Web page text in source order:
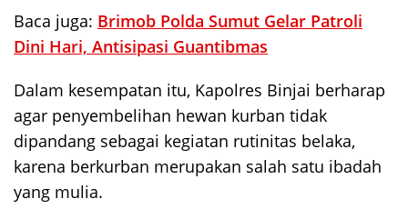
Baca juga: Brimob Polda Sumut Gelar Patroli
Dini Hari, Antisipasi Guantibmas
Dalam kesempatan itu, Kapolres Binjai berharap
agar penyembelihan hewan kurban tidak
dipandang sebagai kegiatan rutinitas belaka,
karena berkurban merupakan salah satu ibadah
yang mulia.